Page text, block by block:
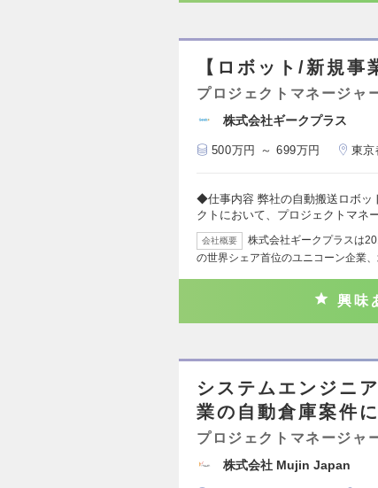
【ロボット/新規事
プロジェクトマネージャ
株式会社ギークプラス
500万円 ～ 699万円 東京
◆仕事内容 弊社の自動搬送ロボッ
クトにおいて、プロジェクトマネ
会社概要
株式会社ギークプラスは
の世界シェア首位のユニコーン企業
興味
システムエンジニ
業の自動倉庫案件
プロジェクトマネージャ
株式会社 Mujin Japan